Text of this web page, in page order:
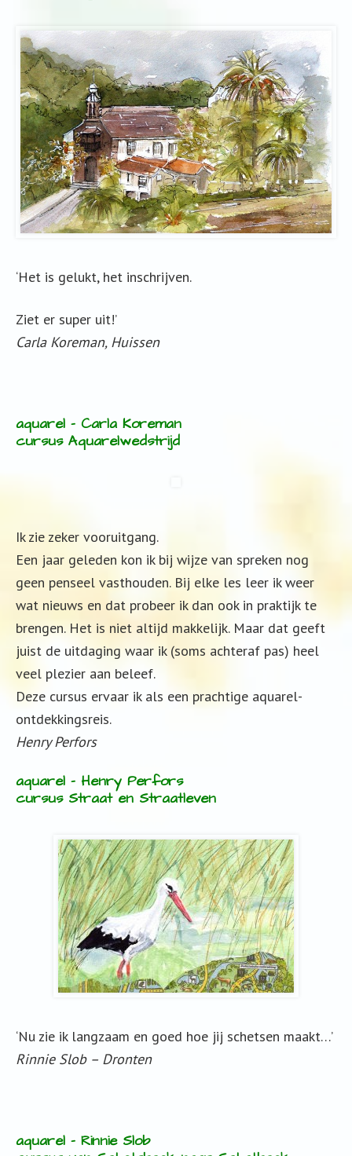
‘Het is gelukt, het inschrijven.
Ziet er super uit!’
Carla Koreman, Huissen
aquarel – Carla Koreman
cursus Aquarelwedstrijd
Ik zie zeker vooruitgang.
Een jaar geleden kon ik bij wijze van spreken nog
geen penseel vasthouden. Bij elke les leer ik weer
wat nieuws en dat probeer ik dan ook in praktijk te
brengen. Het is niet altijd makkelijk. Maar dat geeft
juist de uitdaging waar ik (soms achteraf pas) heel
veel plezier aan beleef.
Deze cursus ervaar ik als een prachtige aquarel-
ontdekkingsreis.
Henry Perfors
aquarel – Henry Perfors
cursus Straat en Straatleven
‘Nu zie ik langzaam en goed hoe jij schetsen maakt…’
Rinnie Slob – Dronten
aquarel – Rinnie Slob